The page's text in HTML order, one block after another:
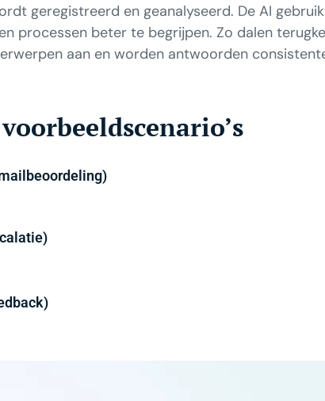
geregistreerd en geanalyseerd. De AI
processen beter te begrijpen. Zo dalen
aan en worden antwoorden